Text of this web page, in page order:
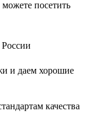
посетить
и даем хорошие
качества